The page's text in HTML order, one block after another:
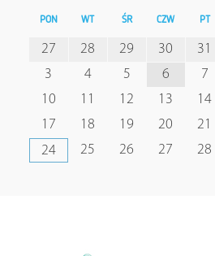
PON WT ŚR CZW PT
27 28 29 30 31
3
4 5 6 7
10
11 12 13 14
17
18 19 20 21
24
25 26 27 28